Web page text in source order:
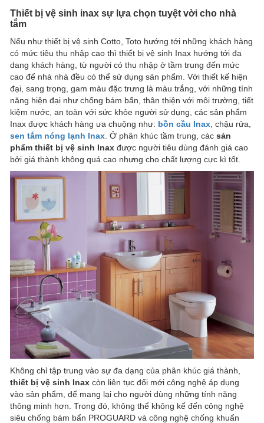
Thiết bị vệ sinh inax sự lựa chọn tuyệt vời cho nhà
tắm
Nếu như thiết bị vệ sinh Cotto, Toto hướng tới những khách hàng
có mức tiêu thu nhập cao thì thiết bị vệ sinh Inax hướng tới đa
dang khách hàng, từ người có thu nhập ở tầm trung đến mức
cao để nhà nhà đều có thể sử dụng sản phẩm. Với thiết kế hiện
đại, sang trọng, gam màu đặc trưng là màu trắng, với những tính
năng hiện đại như chống bám bẩn, thân thiện với môi trường, tiết
kiệm nước, an toàn với sức khỏe người sử dụng, các sản phẩm
Inax được khách hàng ưa chuộng như: bồn cầu Inax, chậu rửa,
sen tắm nóng lạnh Inax. Ở phân khúc tầm trung, các sản
phẩm thiết bị vệ sinh Inax được người tiêu dùng đánh giá cao
bởi giá thành không quá cao nhưng cho chất lượng cực kì tốt.
Không chỉ tập trung vào sự đa dạng của phân khúc giá thành,
thiết bị vệ sinh Inax còn liên tục đổi mới công nghệ áp dụng
vào sản phẩm, để mang lại cho người dùng những tính năng
thông minh hơn. Trong đó, không thể không kể đến công nghệ
siêu chống bám bẩn PROGUARD và công nghệ chống khuẩn